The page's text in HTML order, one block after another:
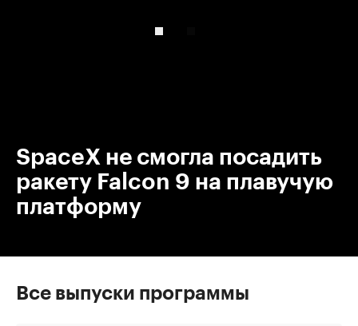
SpaceX не смогла посадить
ракету Falcon 9 на плавучую
платформу
Все выпуски программы